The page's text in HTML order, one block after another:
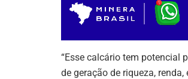
“Esse calcário tem potencial
de geração de riqueza,